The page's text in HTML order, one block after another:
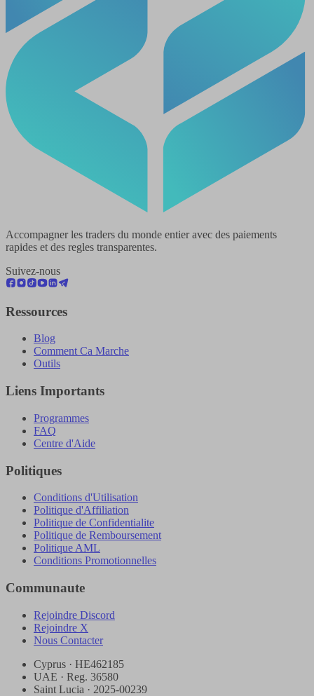
Accompagner les traders du monde entier avec des paiements
rapides et des regles transparentes.
Suivez-nous
Ressources
Blog
Comment Ca Marche
Outils
Liens Importants
Programmes
FAQ
Centre d'Aide
Politiques
Conditions d'Utilisation
Politique d'Affiliation
Politique de Confidentialite
Politique de Remboursement
Politique AML
Conditions Promotionnelles
Communaute
Rejoindre Discord
Rejoindre X
Nous Contacter
Cyprus · HE462185
UAE · Reg. 36580
Saint Lucia · 2025-00239